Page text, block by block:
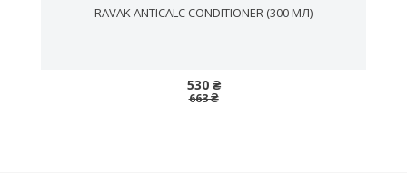
RAVAK ANTICALC CONDITIONER (300 МЛ)
530 ₴
663 ₴